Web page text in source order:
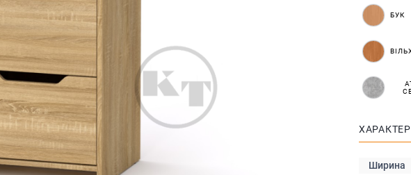
БУК
Ширина